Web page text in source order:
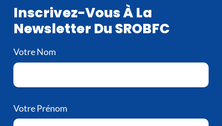
Inscrivez-Vous À La
Newsletter Du SROBFC
Votre Nom
Votre Prénom